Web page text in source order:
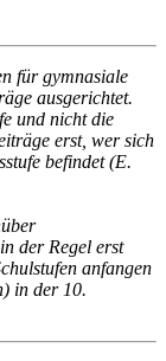
für gymnasiale
ausgerichtet.
und nicht die
erst, wer sich
befindet (E.
der Regel erst
anfangen
in der 10.